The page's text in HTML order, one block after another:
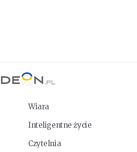
Wiara
Inteligentne życie
Czytelnia